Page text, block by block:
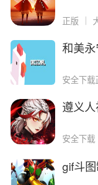
正版 ｜
和美
安全下载
遵义
安全下载
gif斗